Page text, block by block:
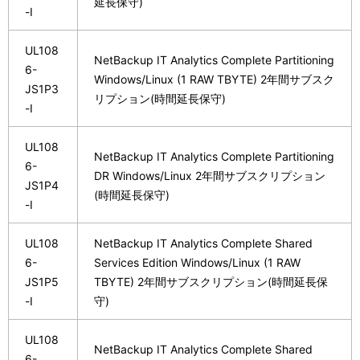
-I
UL108
6-
JS1P3
-I
NetBackup IT Analytics Complete Partitioning
Windows/Linux (1 RAW TBYTE) 2年間サブスク
リプション(時間延長保守)
UL108
6-
JS1P4
-I
NetBackup IT Analytics Complete Partitioning
DR Windows/Linux 2年間サブスクリプション
(時間延長保守)
UL108
6-
JS1P5
-I
NetBackup IT Analytics Complete Shared
Services Edition Windows/Linux (1 RAW
TBYTE) 2年間サブスクリプション(時間延長保
守)
UL108
NetBackup IT Analytics Complete Shared